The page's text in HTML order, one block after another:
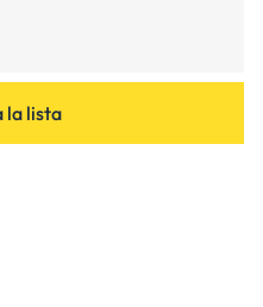
la lista